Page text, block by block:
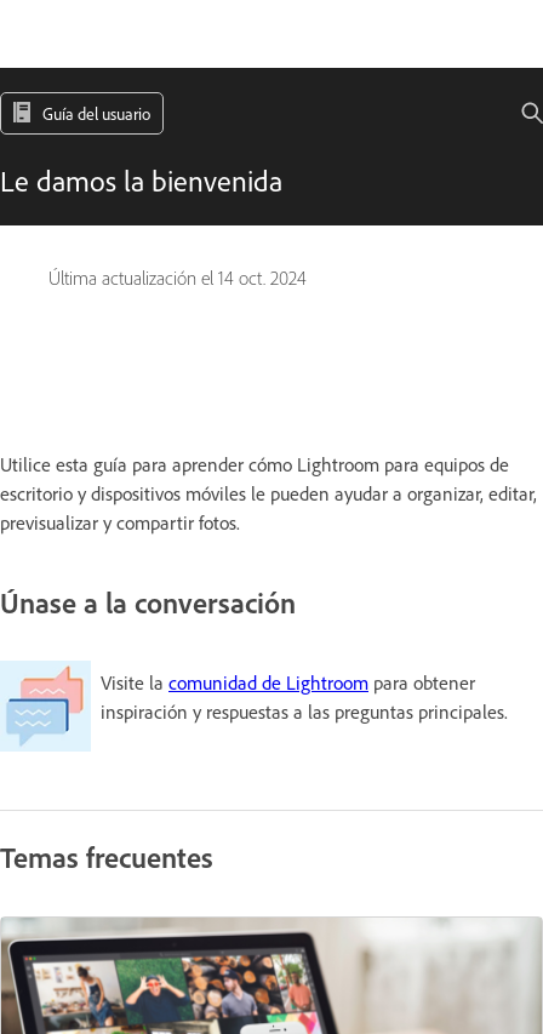
Guía del usuario
Le damos la bienvenida
Última actualización el 14 oct. 2024
Utilice esta guía para aprender cómo Lightroom para equipos de
escritorio y dispositivos móviles le pueden ayudar a organizar, editar,
previsualizar y compartir fotos.
Únase a la conversación
Visite la comunidad de Lightroom para obtener
inspiración y respuestas a las preguntas principales.
Temas frecuentes